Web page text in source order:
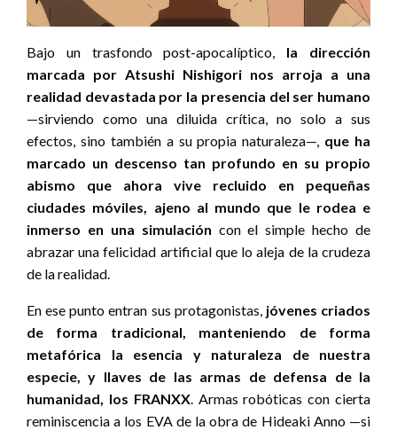
Bajo un trasfondo post-apocalíptico, la dirección
marcada por Atsushi Nishigori nos arroja a una
realidad devastada por la presencia del ser humano
—sirviendo como una diluida crítica, no solo a sus
efectos, sino también a su propia naturaleza—, que ha
marcado un descenso tan profundo en su propio
abismo que ahora vive recluido en pequeñas
ciudades móviles, ajeno al mundo que le rodea e
inmerso en una simulación con el simple hecho de
abrazar una felicidad artificial que lo aleja de la crudeza
de la realidad.
En ese punto entran sus protagonistas, jóvenes criados
de forma tradicional, manteniendo de forma
metafórica la esencia y naturaleza de nuestra
especie, y llaves de las armas de defensa de la
humanidad, los FRANXX. Armas robóticas con cierta
reminiscencia a los EVA de la obra de Hideaki Anno —si